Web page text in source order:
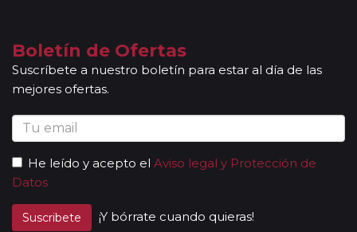
cultura de los lugares visitados. En ocasiones, los
grupos son bilingües (normalmente español y
portugués), en estos casos nuestros guías
acompañantes podrán dar las explicaciones en dos
idiomas diferentes. Según circuito, le atenderá en su
viaje un único guía-acompañante o bien cambiará de
acompañantes siempre estarán presentes en los
paseos incluidos, pero poseen múltiples funciones y
deben dedicación a la totalidad del grupo y no a una
persona en particular. En los momentos en que no
Boletín de Ofertas
Suscríbete a nuestro boletín para estar al día de las
mejores ofertas.
He leído y acepto el Aviso legal y Protección de
Datos
Suscribete ¡Y bórrate cuando quieras!